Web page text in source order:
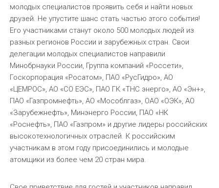
молодых специалистов проявить себя и найти новых
друзей. Не упустите шанс стать частью этого события!
Его участниками станут около 500 молодых людей из
разных регионов России и зарубежных стран. Свои
делегации молодых специалистов направили
Минобрнауки России, Группа компаний «Россети»,
Госкорпорация «Росатом», ПАО «РусГидро», АО
«ЦЕМРОС», АО «СО ЕЭС», ПАО ГК «ТНС энерго», АО «Эн+»,
ПАО «Газпромнефть», АО «Мособлгаз», ОАО «ОЭК», АО
«Зарубежнефть», Минэнерго России, ПАО «НК
«Роснефть», ПАО «Газпром» и другие лидеры российских
высокотехнологичных отраслей. К российским
участникам в этом году присоединились и молодые
атомщики из более чем 20 стран мира.